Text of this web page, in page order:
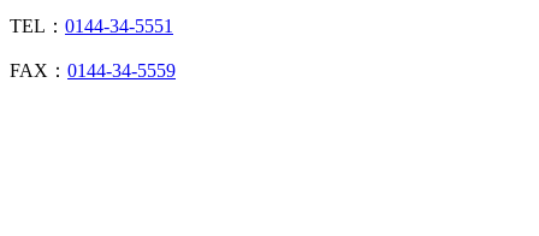
TEL： 0144-34-5551
FAX： 0144-34-5559